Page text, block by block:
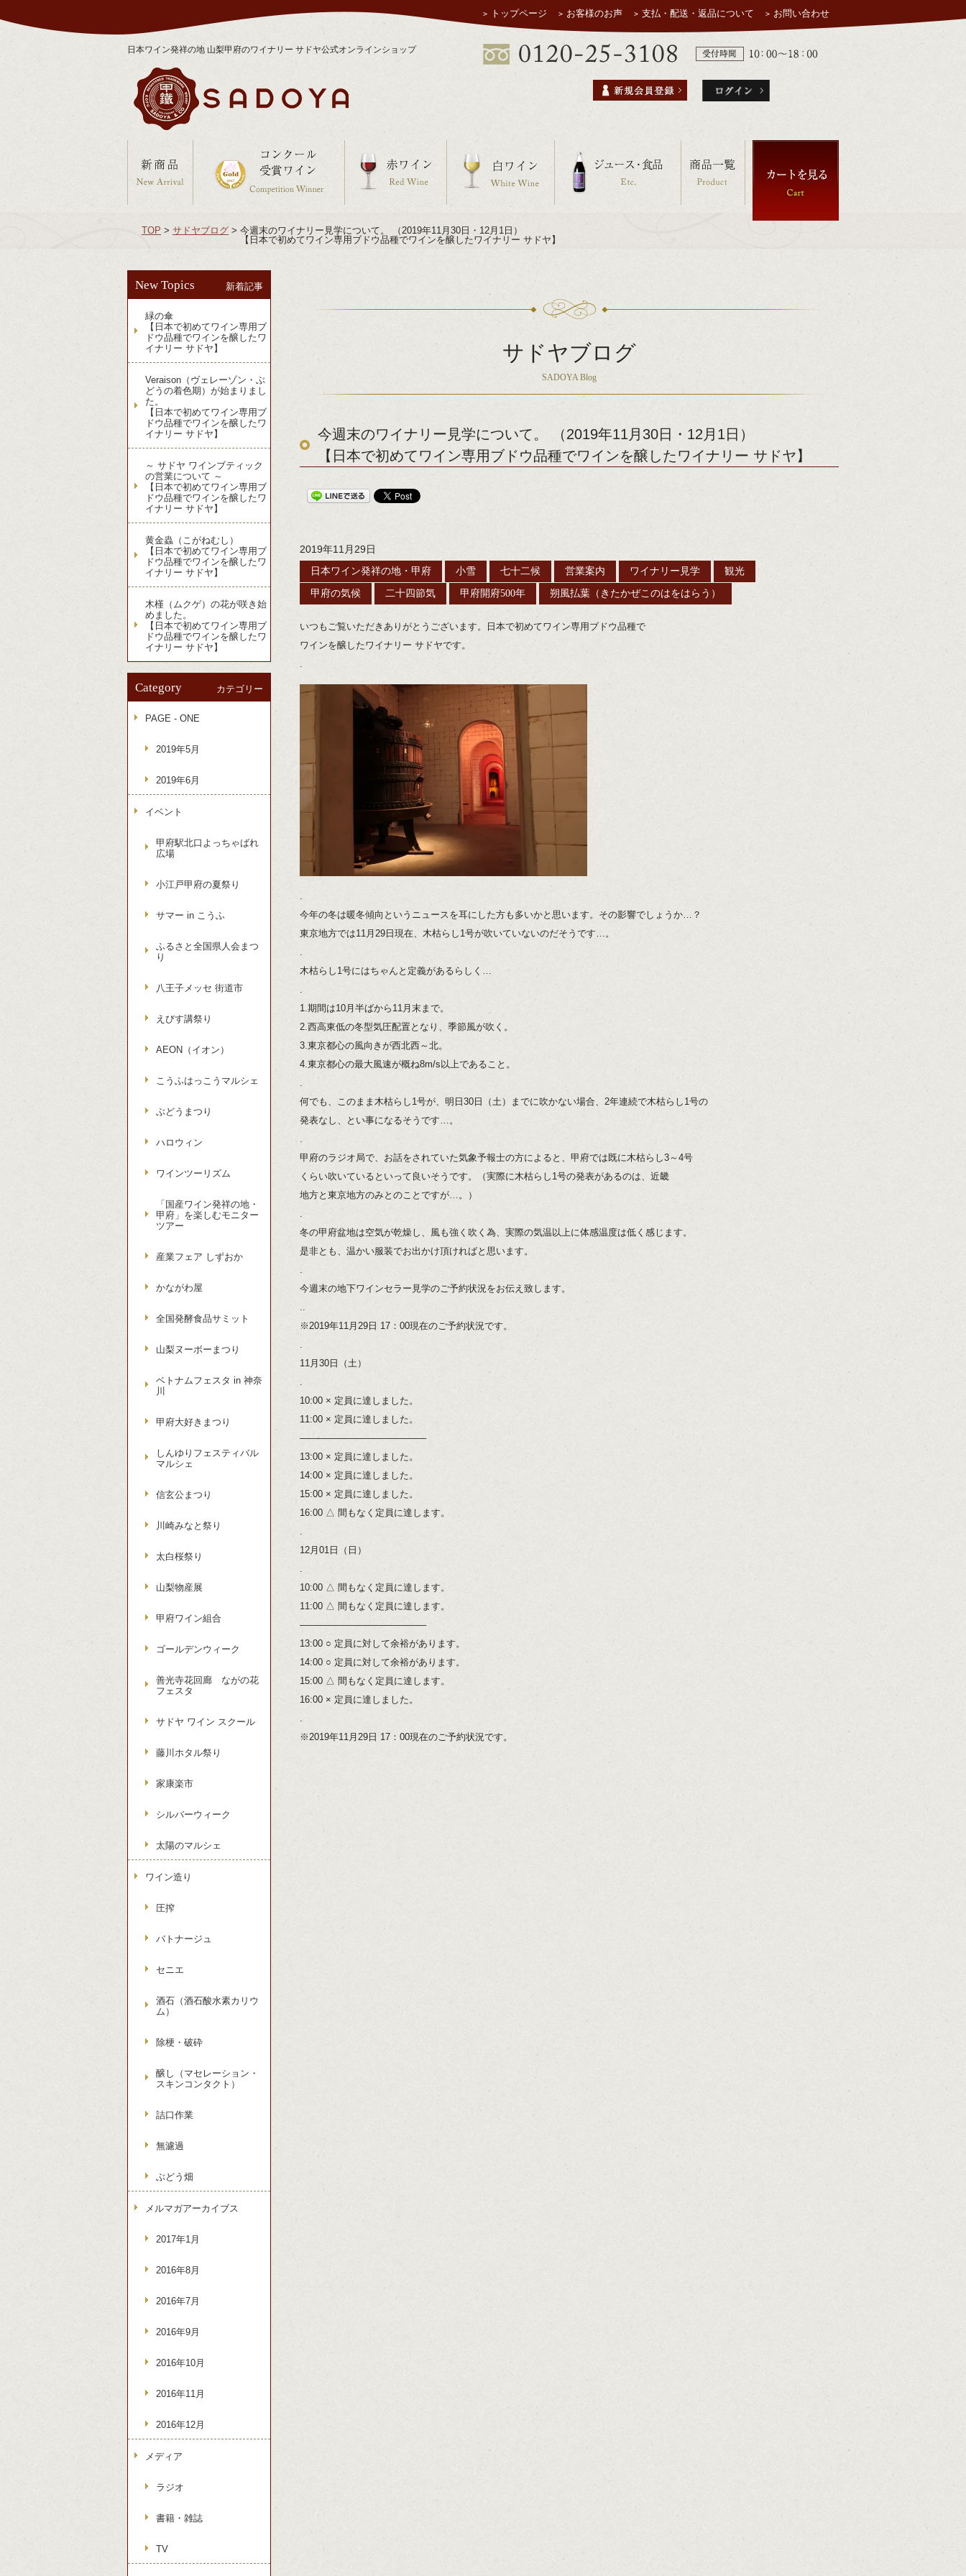
トップページ お客様のお声 支払・配送・返品について お問い合わせ
日本ワイン発祥の地 山梨甲府のワイナリー サドヤ公式オンラインショップ
TOP > サドヤブログ > 今週末のワイナリー見学について。 （2019年11月30日・12月1日）
【日本で初めてワイン専用ブドウ品種でワインを醸したワイナリー サドヤ】
サドヤブログ
SADOYA Blog
今週末のワイナリー見学について。 （2019年11月30日・12月1日）
【日本で初めてワイン専用ブドウ品種でワインを醸したワイナリー サドヤ】
2019年11月29日
日本ワイン発祥の地・甲府 小雪 七十二候 営業案内 ワイナリー見学 観光
甲府の気候 二十四節気 甲府開府500年 朔風払葉（きたかぜこのはをはらう）
いつもご覧いただきありがとうございます。日本で初めてワイン専用ブドウ品種で
ワインを醸したワイナリー サドヤです。
.
.
今年の冬は暖冬傾向というニュースを耳にした方も多いかと思います。その影響でしょうか…？
東京地方では11月29日現在、木枯らし1号が吹いていないのだそうです…。
.
木枯らし1号にはちゃんと定義があるらしく…
.
1.期間は10月半ばから11月末まで。
2.西高東低の冬型気圧配置となり、季節風が吹く。
3.東京都心の風向きが西北西～北。
4.東京都心の最大風速が概ね8m/s以上であること。
.
何でも、このまま木枯らし1号が、明日30日（土）までに吹かない場合、2年連続で木枯らし1号の
発表なし、とい事になるそうです…。
.
甲府のラジオ局で、お話をされていた気象予報士の方によると、甲府では既に木枯らし3～4号
くらい吹いているといって良いそうです。（実際に木枯らし1号の発表があるのは、近畿
地方と東京地方のみとのことですが…。）
.
冬の甲府盆地は空気が乾燥し、風も強く吹く為、実際の気温以上に体感温度は低く感じます。
是非とも、温かい服装でお出かけ頂ければと思います。
.
今週末の地下ワインセラー見学のご予約状況をお伝え致します。
..
※2019年11月29日 17：00現在のご予約状況です。
.
11月30日（土）
.
10:00 × 定員に達しました。
11:00 × 定員に達しました。
—————————————–
13:00 × 定員に達しました。
14:00 × 定員に達しました。
15:00 × 定員に達しました。
16:00 △ 間もなく定員に達します。
.
12月01日（日）
.
10:00 △ 間もなく定員に達します。
11:00 △ 間もなく定員に達します。
—————————————–
13:00 ○ 定員に対して余裕があります。
14:00 ○ 定員に対して余裕があります。
15:00 △ 間もなく定員に達します。
16:00 × 定員に達しました。
.
※2019年11月29日 17：00現在のご予約状況です。
New Topics 新着記事
緑の傘
【日本で初めてワイン専用ブ
ドウ品種でワインを醸したワ
イナリー サドヤ】
Veraison（ヴェレーゾン・ぶ
どうの着色期）が始まりまし
た。
【日本で初めてワイン専用ブ
ドウ品種でワインを醸したワ
イナリー サドヤ】
～ サドヤ ワインブティック
の営業について ～
【日本で初めてワイン専用ブ
ドウ品種でワインを醸したワ
イナリー サドヤ】
黄金蟲（こがねむし）
【日本で初めてワイン専用ブ
ドウ品種でワインを醸したワ
イナリー サドヤ】
木槿（ムクゲ）の花が咲き始
めました。
【日本で初めてワイン専用ブ
ドウ品種でワインを醸したワ
イナリー サドヤ】
Category カテゴリー
PAGE - ONE
2019年5月
2019年6月
イベント
甲府駅北口よっちゃばれ
広場
小江戸甲府の夏祭り
サマー in こうふ
ふるさと全国県人会まつ
り
八王子メッセ 街道市
えびす講祭り
AEON（イオン）
こうふはっこうマルシェ
ぶどうまつり
ハロウィン
ワインツーリズム
「国産ワイン発祥の地・
甲府」を楽しむモニター
ツアー
産業フェア しずおか
かながわ屋
全国発酵食品サミット
山梨ヌーボーまつり
ベトナムフェスタ in 神奈
川
甲府大好きまつり
しんゆりフェスティバル
マルシェ
信玄公まつり
川崎みなと祭り
太白桜祭り
山梨物産展
甲府ワイン組合
ゴールデンウィーク
善光寺花回廊 ながの花
フェスタ
サドヤ ワイン スクール
藤川ホタル祭り
家康楽市
シルバーウィーク
太陽のマルシェ
ワイン造り
圧搾
バトナージュ
セニエ
酒石（酒石酸水素カリウ
ム）
除梗・破砕
醸し（マセレーション・
スキンコンタクト）
詰口作業
無濾過
ぶどう畑
メルマガアーカイブス
2017年1月
2016年8月
2016年7月
2016年9月
2016年10月
2016年11月
2016年12月
メディア
ラジオ
書籍・雑誌
TV